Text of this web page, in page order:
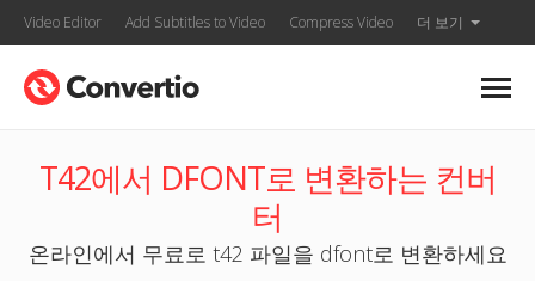
Video Editor Add Subtitles to Video Compress Video 더 보기
T42에서 DFONT로 변환하는 컨버
터
온라인에서 무료로 t42 파일을 dfont로 변환하세요